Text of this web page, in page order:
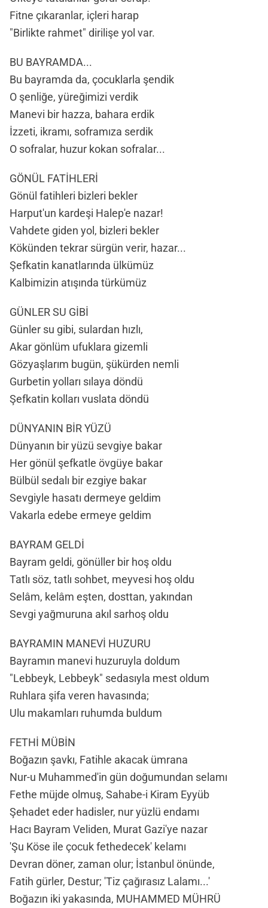
Fitne çıkaranlar, içleri harap
"Birlikte rahmet" dirilişe yol var.
BU BAYRAMDA...
Bu bayramda da, çocuklarla şendik
O şenliğe, yüreğimizi verdik
Manevi bir hazza, bahara erdik
İzzeti, ikramı, soframıza serdik
O sofralar, huzur kokan sofralar...
GÖNÜL FATİHLERİ
Gönül fatihleri bizleri bekler
Harput'un kardeşi Halep'e nazar!
Vahdete giden yol, bizleri bekler
Kökünden tekrar sürgün verir, hazar...
Şefkatin kanatlarında ülkümüz
Kalbimizin atışında türkümüz
GÜNLER SU GİBİ
Günler su gibi, sulardan hızlı,
Akar gönlüm ufuklara gizemli
Gözyaşlarım bugün, şükürden nemli
Gurbetin yolları sılaya döndü
Şefkatin kolları vuslata döndü
DÜNYANIN BİR YÜZÜ
Dünyanın bir yüzü sevgiye bakar
Her gönül şefkatle övgüye bakar
Bülbül sedalı bir ezgiye bakar
Sevgiyle hasatı dermeye geldim
Vakarla edebe ermeye geldim
BAYRAM GELDİ
Bayram geldi, gönüller bir hoş oldu
Tatlı söz, tatlı sohbet, meyvesi hoş oldu
Selâm, kelâm eşten, dosttan, yakından
Sevgi yağmuruna akıl sarhoş oldu
BAYRAMIN MANEVİ HUZURU
Bayramın manevi huzuruyla doldum
"Lebbeyk, Lebbeyk" sedasıyla mest oldum
Ruhlara şifa veren havasında;
Ulu makamları ruhumda buldum
FETHİ MÜBİN
Boğazın şavkı, Fatihle akacak ümrana
Nur-u Muhammed'in gün doğumundan selamı
Fethe müjde olmuş, Sahabe-i Kiram Eyyüb
Şehadet eder hadisler, nur yüzlü endamı
Hacı Bayram Veliden, Murat Gazi'ye nazar
'Şu Köse ile çocuk fethedecek' kelamı
Devran döner, zaman olur; İstanbul önünde,
Fatih gürler, Destur; 'Tiz çağırasız Lalamı...'
Boğazın iki yakasında, MUHAMMED MÜHRÜ